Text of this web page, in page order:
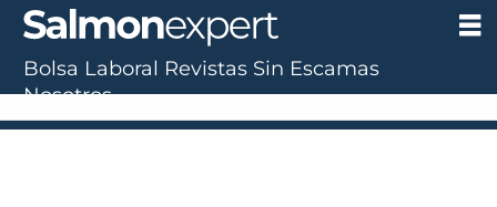
Bolsa Laboral Revistas Sin Escamas
Nosotros